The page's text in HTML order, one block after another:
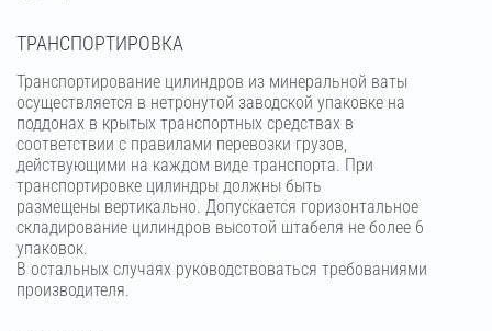
ТРАНСПОРТИРОВКА
Транспортирование цилиндров из минеральной ваты
осуществляется в нетронутой заводской упаковке на
поддонах в крытых транспортных средствах в
соответствии с правилами перевозки грузов,
действующими на каждом виде транспорта. При
транспортировке цилиндры должны быть
размещены вертикально. Допускается горизонтальное
складирование цилиндров высотой штабеля не более 6
упаковок.
В остальных случаях руководствоваться требованиями
производителя.